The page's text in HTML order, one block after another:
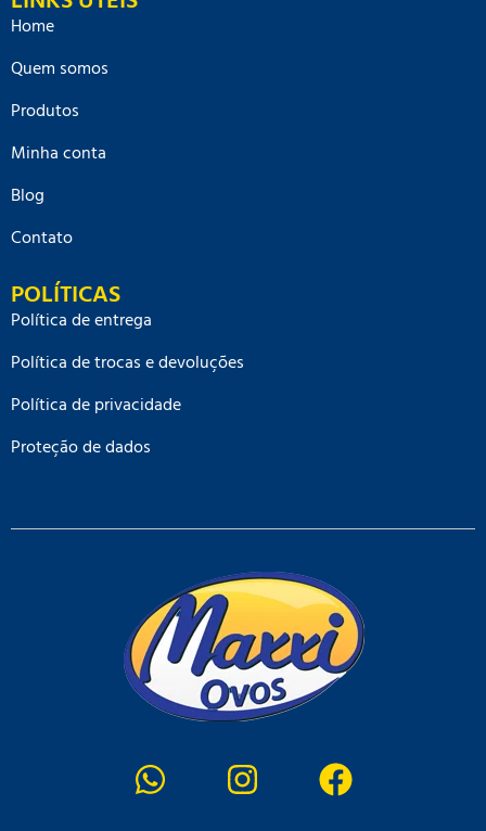
Home
Quem somos
Produtos
Minha conta
Blog
Contato
POLÍTICAS
Política de entrega
Política de trocas e devoluções
Política de privacidade
Proteção de dados